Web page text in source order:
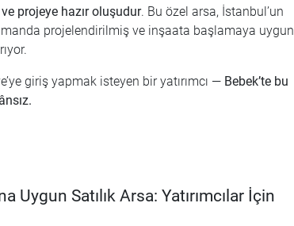
projeye hazır oluşudur. Bu özel arsa, İstanbul’un
projelendirilmiş ve inşaata başlamaya uygun
giriş yapmak isteyen bir yatırımcı — Bebek’te bu
Satılık Arsa: Yatırımcılar İçin